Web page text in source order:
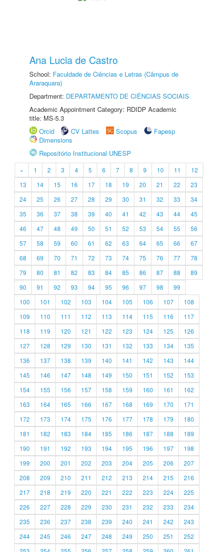
Ana Lucia de Castro
School: Faculdade de Ciências e Letras (Câmpus de
Araraquara)
Department: DEPARTAMENTO DE CIÊNCIAS SOCIAIS
Academic Appointment Category: RDIDP Academic
title: MS-5.3
Orcid
CV Lattes Scopus
Fapesp
Dimensions
Repositório Institucional UNESP
« 1 2 3 4 5 6 7 8 9 10 11
12
13
14 15 16 17 18 19 20 21 22
23
24
25 26 27 28 29 30 31 32 33
34
35
36 37 38 39 40 41 42 43 44
45
46
47 48 49 50 51 52 53 54 55
56
57
58 59 60 61 62 63 64 65 66
67
68
69 70 71 72 73 74 75 76 77
78
79
80 81 82 83 84 85 86 87 88
89
90
91 92 93 94 95 96 97 98
99
100
101 102 103 104 105 106 107
108
109
110 111 112 113 114 115 116
117
118
119 120 121 122 123 124 125
126
127
128 129 130 131 132 133 134
135
136
137 138 139 140 141 142 143
144
145
146 147 148 149 150 151 152
153
154
155 156 157 158 159 160 161
162
163
164 165 166 167 168 169 170
171
172
173 174 175 176 177 178 179
180
181
182 183 184 185 186 187 188
189
190
191 192 193 194 195 196 197
198
199
200 201 202 203 204 205 206
207
208
209 210 211 212 213 214 215
216
217
218 219 220 221 222 223 224
225
226
227 228 229 230 231 232 233
234
235
236 237 238 239 240 241 242
243
244
245 246 247 248 249 250 251
252